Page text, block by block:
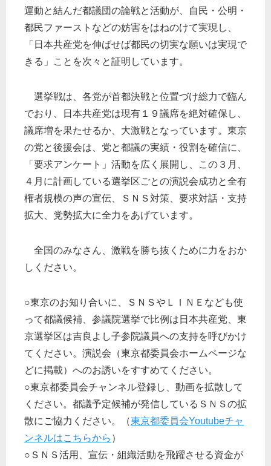
運動と結んだ都議団の論戦と活動が、自民・公明・
都民ファーストなどの妨害をはねのけて実現し、
「日本共産党を伸ばせば都民の切実な願いは実現で
きる」ことを次々と証明しています。
選挙戦は、各党が首都決戦と位置づけ総力で臨ん
でおり、日本共産党は現有１９議席を絶対確保し、
議席増を果たせるか、大激戦となっています。東京
の党と後援会は、党と都議の実績・役割を確信に、
「要求アンケート」活動を広く展開し、この３月、
４月に計画している選挙区ごとの演説会成功と全有
権者規模の声の宣伝、ＳＮＳ対策、要求対話・支持
拡大、党勢拡大に全力をあげています。
全国のみなさん、激戦を勝ち抜くために力をおか
しください。
○東京のお知り合いに、ＳＮＳやＬＩＮＥなども使
って都議候補、参議院選挙で比例は日本共産党、東
京選挙区は吉良よし子参院議員への支持を呼びかけ
てください。演説会（東京都委員会ホームページな
どに掲載）へのお誘いをすすめてください。
○東京都委員会チャンネル登録し、動画を拡散して
ください。都議予定候補が発信しているＳＮＳの拡
散にご協力ください。（東京都委員会Youtubeチャ
ンネルはこちらから ）
○ＳＮＳ活用、宣伝・組織活動を飛躍させる資金が